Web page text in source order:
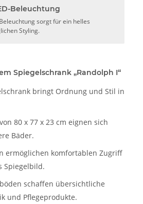
Beleuchtung
sorgt für ein helles
Styling.
Spiegelschrank „Randolph I“
bringt Ordnung und Stil in
80 x 77 x 23 cm eignen sich
Bäder.
ermöglichen komfortablen Zugriff
Spiegelbild.
schaffen übersichtliche
und Pflegeprodukte.